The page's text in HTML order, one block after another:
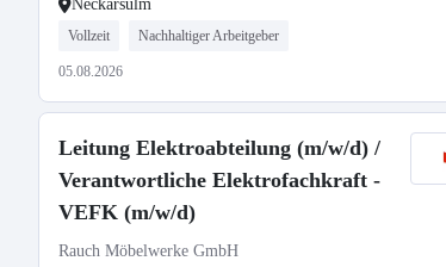
Neckarsulm
Vollzeit Nachhaltiger Arbeitgeber
05.08.2026
Leitung Elektroabteilung (m/w/d) /
Verantwortliche Elektrofachkraft -
VEFK (m/w/d)
Rauch Möbelwerke GmbH